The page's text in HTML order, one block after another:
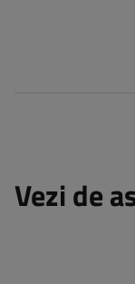
Vezi de